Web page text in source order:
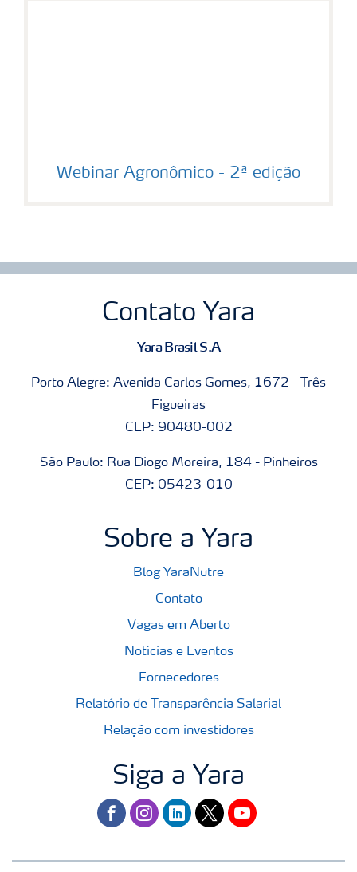
Webinar Agronômico - 2ª edição
Contato Yara
Yara Brasil S.A
Porto Alegre: Avenida Carlos Gomes, 1672 - Três
Figueiras
CEP: 90480-002
São Paulo: Rua Diogo Moreira, 184 - Pinheiros
CEP: 05423-010
Sobre a Yara
Blog YaraNutre
Contato
Vagas em Aberto
Notícias e Eventos
Fornecedores
Relatório de Transparência Salarial
Relação com investidores
Siga a Yara
facebookinstagram
linkedintwitteryoutube